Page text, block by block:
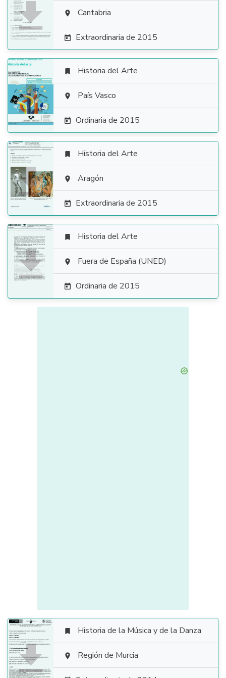
  Cantabria
 Extraordinaria de 2015

 Historia del Arte
 País Vasco
 Ordinaria de 2015

 Historia del Arte
 Aragón
 Extraordinaria de 2015

 Historia del Arte
 Fuera de España (UNED)
 Ordinaria de 2015

 Historia de la Música y de la Danza
 Región de Murcia